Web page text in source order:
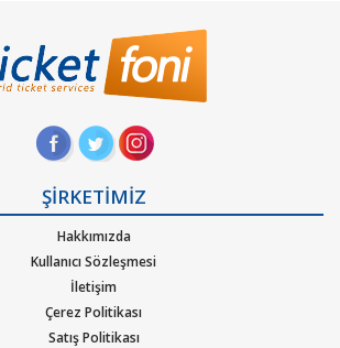
ŞİRKETİMİZ
Hakkımızda
Kullanıcı Sözleşmesi
İletişim
Çerez Politikası
Satış Politikası